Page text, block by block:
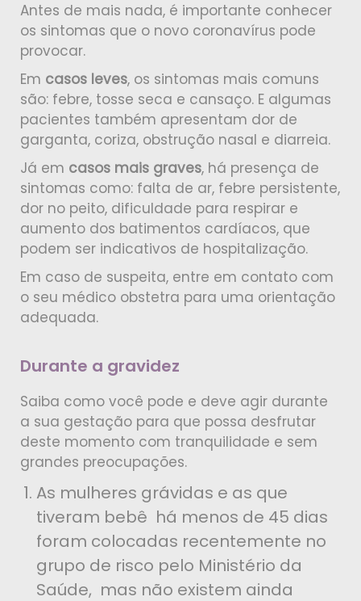
Antes de mais nada, é importante conhecer
os sintomas que o novo coronavírus pode
provocar.
Em casos leves, os sintomas mais comuns
são: febre, tosse seca e cansaço. E algumas
pacientes também apresentam dor de
garganta, coriza, obstrução nasal e diarreia.
Já em casos mais graves, há presença de
sintomas como: falta de ar, febre persistente,
dor no peito, dificuldade para respirar e
aumento dos batimentos cardíacos, que
podem ser indicativos de hospitalização.
Em caso de suspeita, entre em contato com
o seu médico obstetra para uma orientação
adequada.
Durante a gravidez
Saiba como você pode e deve agir durante
a sua gestação para que possa desfrutar
deste momento com tranquilidade e sem
grandes preocupações.
As mulheres grávidas e as que
tiveram bebê há menos de 45 dias
foram colocadas recentemente no
grupo de risco pelo Ministério da
Saúde, mas não existem ainda